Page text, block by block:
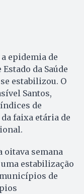
epidemia de
da Saúde
estabilizou. O
Santos,
de
faixa etária de
oitava semana
estabilização
de